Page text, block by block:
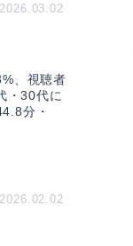
2026.03.02
、視聴者
・30代に
分・
2026.02.02